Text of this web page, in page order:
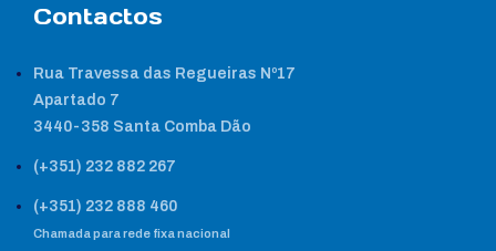
Contactos
Rua Travessa das Regueiras Nº17
Apartado 7
3440-358 Santa Comba Dão
(+351) 232 882 267
(+351) 232 888 460
Chamada para rede fixa nacional